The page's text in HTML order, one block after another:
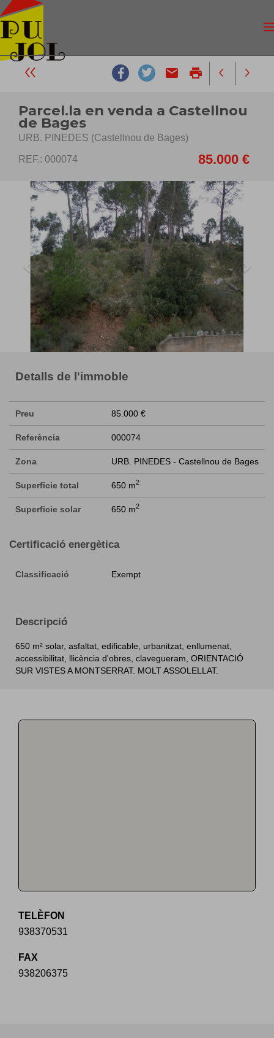
email print
Parcel.la en venda a Castellnou
de Bages
URB. PINEDES (Castellnou de Bages)
REF.: 000074 85.000 €
Detalls de l'immoble
Preu 85.000 €
Referència 000074
Zona URB. PINEDES - Castellnou de Bages
Superficie total 650 m2
Superficie solar 650 m2
Certificació energètica
Classificació Exempt
Descripció
650 m² solar, asfaltat, edificable, urbanitzat, enllumenat,
accessibilitat, llicència d'obres, clavegueram, ORIENTACIÓ
SUR VISTES A MONTSERRAT. MOLT ASSOLELLAT.
TELÈFON
938370531
FAX
938206375